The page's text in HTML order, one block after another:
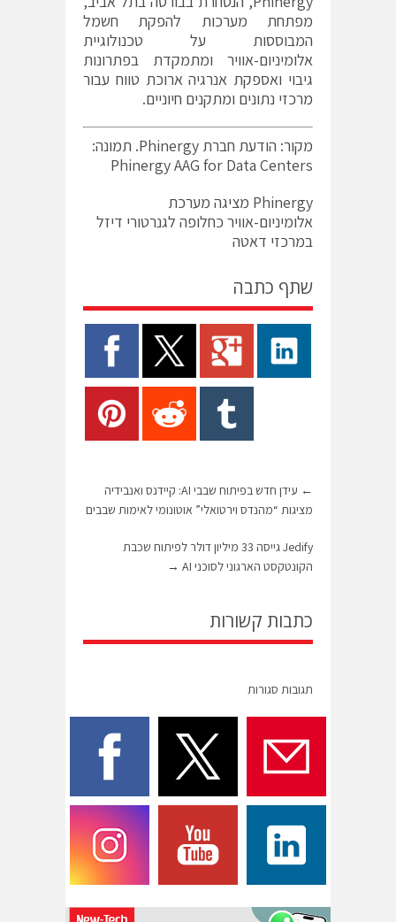
מפתחת מערכות להפקת חשמל
המבוססות על טכנולוגיית
אלומיניום-אוויר ומתמקדת בפתרונות
גיבוי ואספקת אנרגיה ארוכת טווח עבור
מרכזי נתונים ומתקנים חיוניים.
מקור: הודעת חברת Phinergy. תמונה:
Phinergy AAG for Data Centers
Phinergy מציגה מערכת
אלומיניום-אוויר כחלופה לגנרטורי דיזל
במרכזי דאטה
שתף כתבה
←
עידן חדש בפיתוח שבבי AI: קיידנס ואנבידיה
מציגות “מהנדס וירטואלי” אוטונומי לאימות שבבים
Jedify גייסה 33 מיליון דולר לפיתוח שכבת
הקונטקסט הארגוני לסוכני AI
→
כתבות קשורות
תגובות סגורות